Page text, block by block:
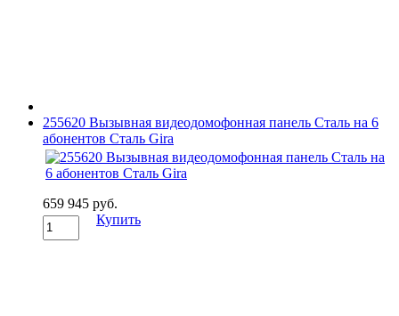
255620 Вызывная видеодомофонная панель Сталь на 6
абонентов Сталь Gira
659 945 руб.
Купить